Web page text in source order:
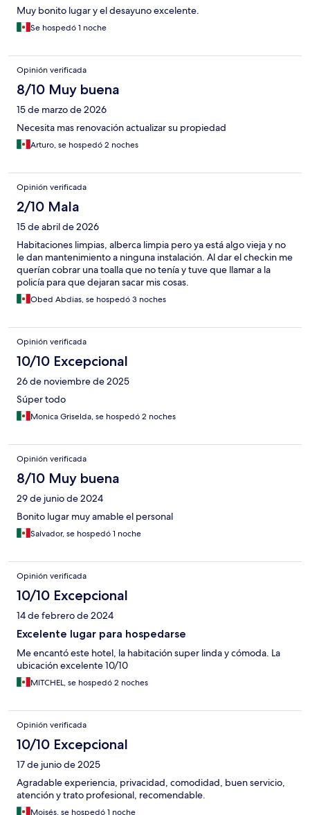
Muy bonito lugar y el desayuno excelente.
Se hospedó 1 noche
Opinión verificada
8/10 Muy buena
15 de marzo de 2026
Necesita mas renovación actualizar su propiedad
Arturo, se hospedó 2 noches
Opinión verificada
2/10 Mala
15 de abril de 2026
Habitaciones limpias, alberca limpia pero ya está algo vieja y no
le dan mantenimiento a ninguna instalación. Al dar el checkin me
querían cobrar una toalla que no tenía y tuve que llamar a la
policía para que dejaran sacar mis cosas.
Obed Abdias, se hospedó 3 noches
Opinión verificada
10/10 Excepcional
26 de noviembre de 2025
Súper todo
Monica Griselda, se hospedó 2 noches
Opinión verificada
8/10 Muy buena
29 de junio de 2024
Bonito lugar muy amable el personal
Salvador, se hospedó 1 noche
Opinión verificada
10/10 Excepcional
14 de febrero de 2024
Excelente lugar para hospedarse
Me encantó este hotel, la habitación super linda y cómoda. La
ubicación excelente 10/10
MITCHEL, se hospedó 2 noches
Opinión verificada
10/10 Excepcional
17 de junio de 2025
Agradable experiencia, privacidad, comodidad, buen servicio,
atención y trato profesional, recomendable.
Moisés, se hospedó 1 noche